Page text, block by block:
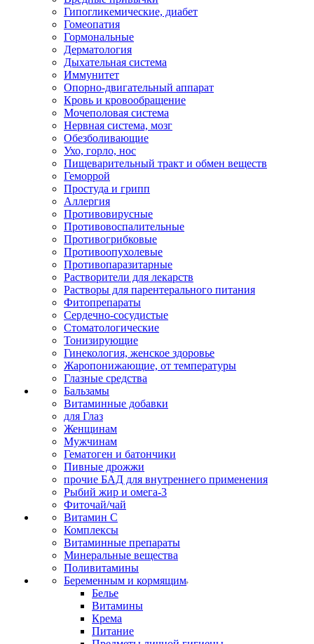
Гипогликемические, диабет
Гомеопатия
Гормональные
Дерматология
Дыхательная система
Иммунитет
Опорно-двигательный аппарат
Кровь и кровообращение
Мочеполовая система
Нервная система, мозг
Обезболивающие
Ухо, горло, нос
Пищеварительный тракт и обмен веществ
Геморрой
Простуда и грипп
Аллергия
Противовирусные
Противовоспалительные
Противогрибковые
Противоопухолевые
Противопаразитарные
Растворители для лекарств
Растворы для парентерального питания
Фитопрепараты
Сердечно-сосудистые
Стоматологические
Тонизирующие
Гинекология, женское здоровье
Жаропонижающие, от температуры
Глазные средства
Бальзамы
Витаминные добавки
для Глаз
Женщинам
Мужчинам
Гематоген и батончики
Пивные дрожжи
прочие БАД для внутреннего применения
Рыбий жир и омега-3
Фиточай/чай
Витамин С
Комплексы
Витаминные препараты
Минеральные вещества
Поливитамины
Беременным и кормящим
Белье
Витамины
Крема
Питание